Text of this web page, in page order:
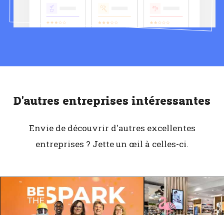
D'autres entreprises intéressantes
Envie de découvrir d'autres excellentes
entreprises ? Jette un œil à celles-ci.